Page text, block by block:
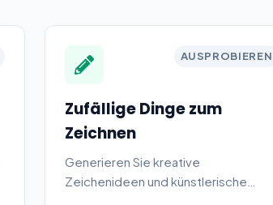
AUSPROBIEREN
Zufällige Dinge zum
Zeichnen
Generieren Sie kreative
Zeichenideen und künstlerische